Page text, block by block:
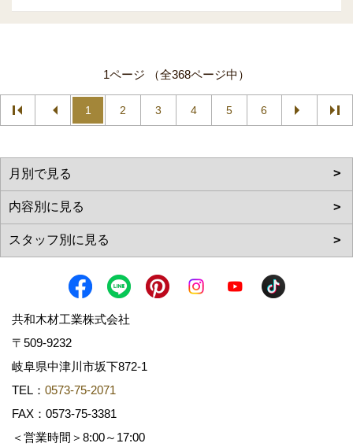
1ページ （全368ページ中）
1 2 3 4 5 6
共和木材工業株式会社
〒509-9232
岐阜県中津川市坂下872‐1
TEL： 0573-75-2071
FAX：0573-75-3381
＜営業時間＞8:00～17:00